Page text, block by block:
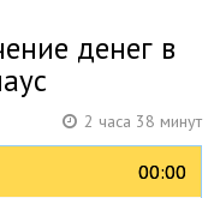
денег в
2 часа 38 минут
00:00
00:00